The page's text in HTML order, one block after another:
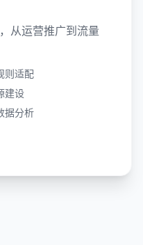
从运营推广到流量
则适配
建设
据分析